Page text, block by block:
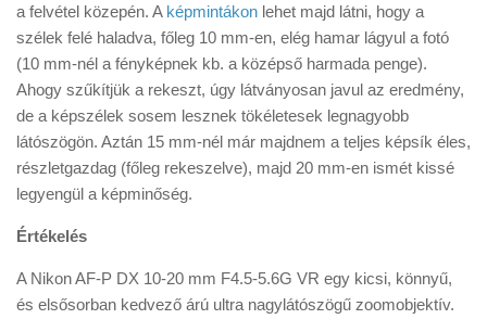
a felvétel közepén. A képmintákon lehet majd látni, hogy a
szélek felé haladva, főleg 10 mm-en, elég hamar lágyul a fotó
(10 mm-nél a fényképnek kb. a középső harmada penge).
Ahogy szűkítjük a rekeszt, úgy látványosan javul az eredmény,
de a képszélek sosem lesznek tökéletesek legnagyobb
látószögön. Aztán 15 mm-nél már majdnem a teljes képsík éles,
részletgazdag (főleg rekeszelve), majd 20 mm-en ismét kissé
legyengül a képminőség.
Értékelés
A Nikon AF-P DX 10-20 mm F4.5-5.6G VR egy kicsi, könnyű,
és elsősorban kedvező árú ultra nagylátószögű zoomobjektív.